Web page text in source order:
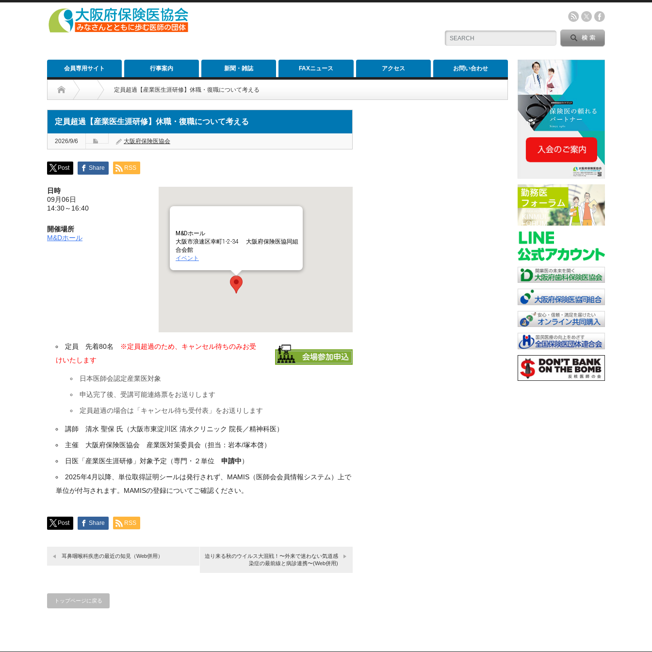
会員専用サイト 行事案内 新聞・雑誌 FAXニュース アクセス お問い合わせ
定員超過【産業医生涯研修】休職・復職について考える
定員超過【産業医生涯研修】休職・復職について考える
2026/9/6 大阪府保険医協会
Post Share RSS
M&Dホール
大阪市浪速区幸町1-2-34 大阪府保険医協同組
合会館
イベント
日時
09月06日
14:30～16:40
開催場所
M&Dホール
定員 先着80名
※定員超過のため、キャンセル待ちのみお受
けいたします
日本医師会認定産業医対象
申込完了後、受講可能連絡票をお送りします
定員超過の場合は「キャンセル待ち受付表」をお送りします
講師 清水 聖保 氏（大阪市東淀川区 清水クリニック 院長／精神科医）
主催 大阪府保険医協会 産業医対策委員会（担当：岩本/塚本啓）
日医「産業医生涯研修」対象予定（専門・２単位申請中）
2025年4月以降、単位取得証明シールは発行されず、MAMIS（医師会会員情報システム）上で
単位が付与されます。MAMISの登録についてご確認ください。
Post Share RSS
耳鼻咽喉科疾患の最近の知見（Web併用）
迫り来る秋のウイルス大混戦！〜外来で迷わない気道感
染症の最前線と病診連携〜(Web併用)
トップページに戻る